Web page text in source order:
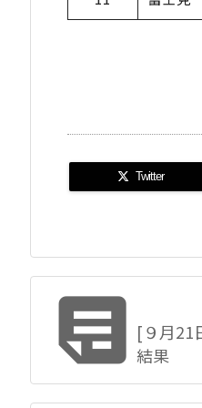
Twitter
[９月21
結果